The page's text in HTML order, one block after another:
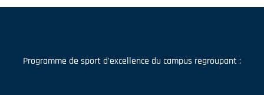
Programme de sport d'excellence du campus regroupant :